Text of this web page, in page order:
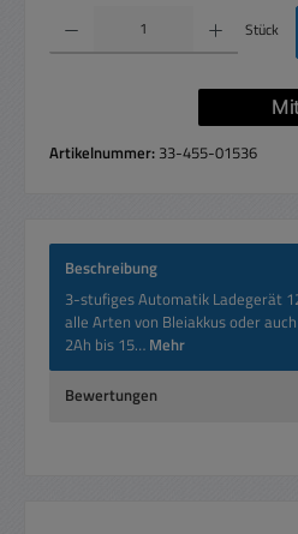
Produkt Anzahl: Gib den gewünschten
Stück
Artikelnummer: 33-455-01536
Beschreibung
3-stufiges Automatik Ladegerät
alle Arten von Bleiakkus oder
2Ah bis 15… Mehr
Bewertungen